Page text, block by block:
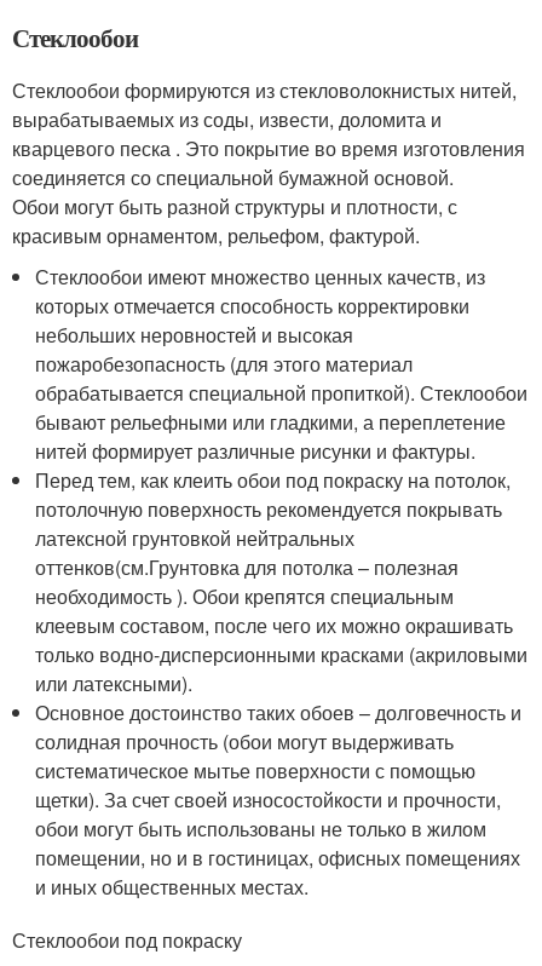
Стеклообои
Стеклообои формируются из стекловолокнистых нитей,
вырабатываемых из соды, извести, доломита и
кварцевого песка . Это покрытие во время изготовления
соединяется со специальной бумажной основой.
Обои могут быть разной структуры и плотности, с
красивым орнаментом, рельефом, фактурой.
Стеклообои имеют множество ценных качеств, из
которых отмечается способность корректировки
небольших неровностей и высокая
пожаробезопасность (для этого материал
обрабатывается специальной пропиткой). Стеклообои
бывают рельефными или гладкими, а переплетение
нитей формирует различные рисунки и фактуры.
Перед тем, как клеить обои под покраску на потолок,
потолочную поверхность рекомендуется покрывать
латексной грунтовкой нейтральных
оттенков(см.Грунтовка для потолка – полезная
необходимость ). Обои крепятся специальным
клеевым составом, после чего их можно окрашивать
только водно-дисперсионными красками (акриловыми
или латексными).
Основное достоинство таких обоев – долговечность и
солидная прочность (обои могут выдерживать
систематическое мытье поверхности с помощью
щетки). За счет своей износостойкости и прочности,
обои могут быть использованы не только в жилом
помещении, но и в гостиницах, офисных помещениях
и иных общественных местах.
Стеклообои под покраску